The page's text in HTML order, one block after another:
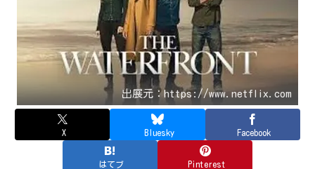
出展元：https://www.netflix.com
X Bluesky Facebook
はてブ Pinterest